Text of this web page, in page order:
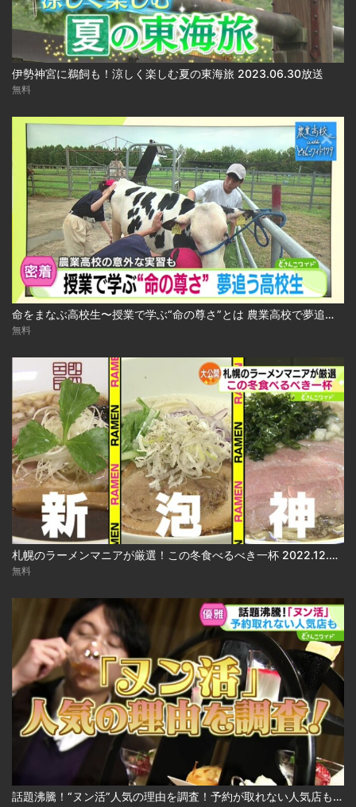
伊勢神宮に鵜飼も！涼しく楽しむ夏の東海旅 2023.06.30放送
無料
命をまなぶ高校生〜授業で学ぶ“命の尊さ”とは 農業高校で夢追う生徒たち 2024.10.29放送
無料
札幌のラーメンマニアが厳選！この冬食べるべき一杯 2022.12.05放送
無料
話題沸騰！“ヌン活”人気の理由を調査！予約が取れない人気店も 2024.12.24放送